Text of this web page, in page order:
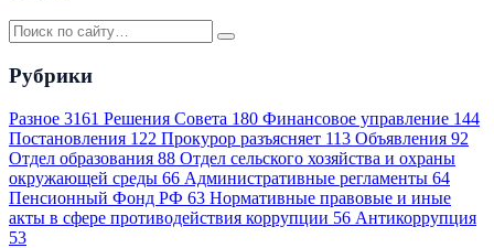
Рубрики
Разное 3161 Решения Совета 180 Финансовое управление 144
Постановления 122 Прокурор разъясняет 113 Объявления 92
Отдел образования 88 Отдел сельского хозяйства и охраны
окружающей среды 66 Административные регламенты 64
Пенсионный Фонд РФ 63 Нормативные правовые и иные
акты в сфере противодействия коррупции 56 Антикоррупция
53